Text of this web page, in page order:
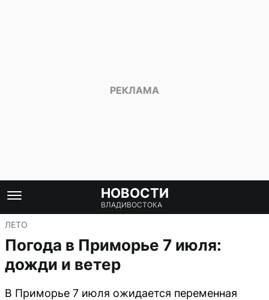
НОВОСТИ
ВЛАДИВОСТОКА
ЛЕТО
Погода в Приморье 7 июля:
дожди и ветер
В Приморье 7 июля ожидается переменная